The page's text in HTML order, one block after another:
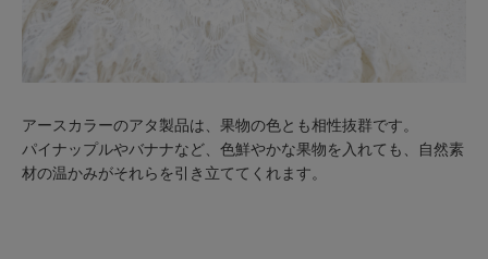
アースカラーのアタ製品は、果物の色とも相性抜群です。
パイナップルやバナナなど、色鮮やかな果物を入れても、自然素
材の温かみがそれらを引き立ててくれます。